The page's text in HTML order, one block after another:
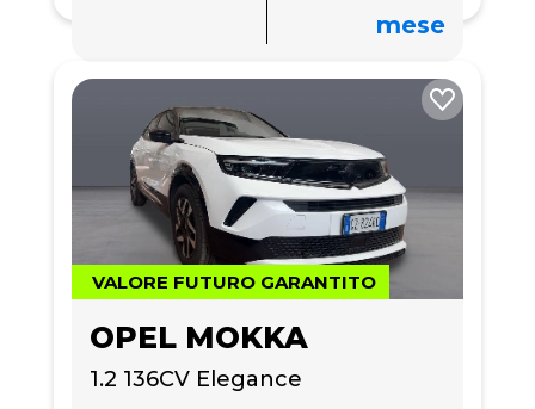
mese
VALORE FUTURO GARANTITO
OPEL MOKKA
1.2 136CV Elegance